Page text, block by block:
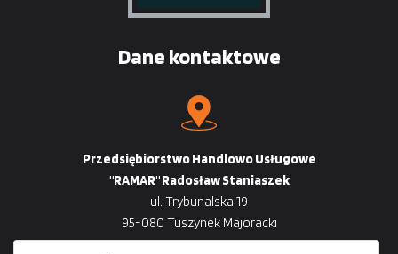
Dane kontaktowe
Przedsiębiorstwo Handlowo Usługowe
"RAMAR" Radosław Staniaszek
ul. Trybunalska 19
95-080 Tuszynek Majoracki